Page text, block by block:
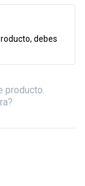
debes
producto.